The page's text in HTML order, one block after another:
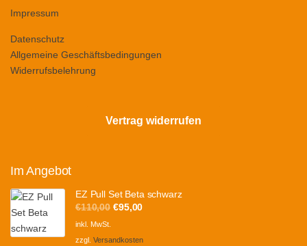
Impressum
Datenschutz
Allgemeine Geschäftsbedingungen
Widerrufsbelehrung
Vertrag widerrufen
Im Angebot
EZ Pull Set Beta schwarz
€110,00 Ursprünglicher
war:
€95,00Aktueller
ist:
inkl. MwSt.
zzgl. Versandkosten